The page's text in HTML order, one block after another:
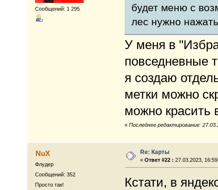
Сообщений: 1 295
будет меню с
лес нужно
У меня в
повседневные
я создаю
метки можно
можно красить
« Последнее редактирование:
NuX
Флудер
Сообщений: 352
Просто так!
Re: Карты
«Ответ #22 : 27.03.2023,
Кстати, в